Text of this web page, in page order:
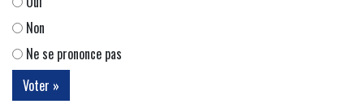
Non
Ne se prononce pas